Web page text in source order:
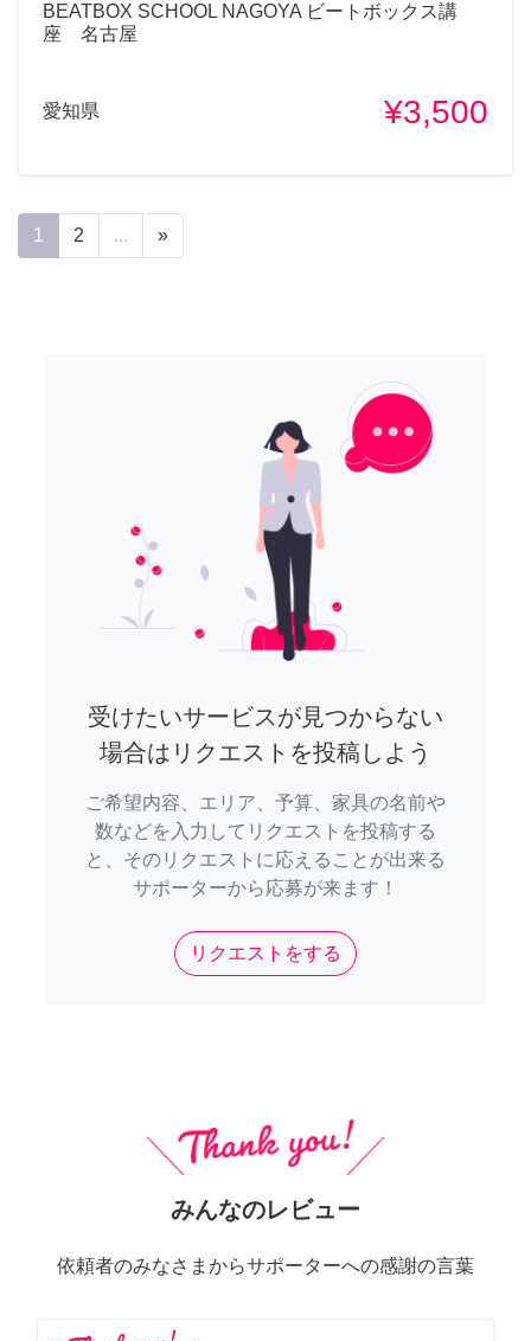
BEATBOX SCHOOL NAGOYA ビートボックス講
座 名古屋
愛知県 ¥3,500
1 2 ... »
受けたいサービスが見つからない
場合はリクエストを投稿しよう
ご希望内容、エリア、予算、家具の名前や
数などを入力してリクエストを投稿する
と、そのリクエストに応えることが出来る
サポーターから応募が来ます！
リクエストをする
みんなのレビュー
依頼者のみなさまからサポーターへの感謝の言葉